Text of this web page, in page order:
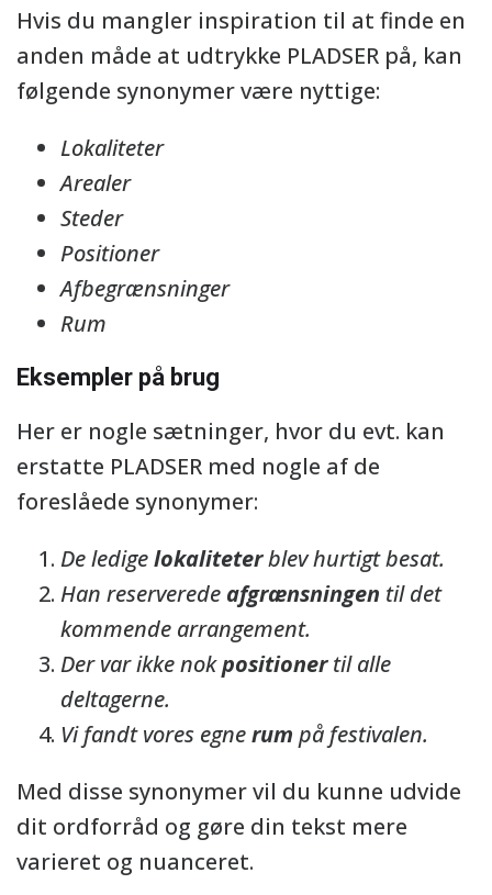
Hvis du mangler inspiration til at finde en
anden måde at udtrykke PLADSER på, kan
følgende synonymer være nyttige:
Lokaliteter
Arealer
Steder
Positioner
Afbegrænsninger
Rum
Eksempler på brug
Her er nogle sætninger, hvor du evt. kan
erstatte PLADSER med nogle af de
foreslåede synonymer:
De ledigelokaliteterblev hurtigt besat.
Han reserverede afgrænsningen til det
kommende arrangement.
Der var ikke nokpositionertil alle
deltagerne.
Vi fandt vores egnerum på festivalen.
Med disse synonymer vil du kunne udvide
dit ordforråd og gøre din tekst mere
varieret og nuanceret.